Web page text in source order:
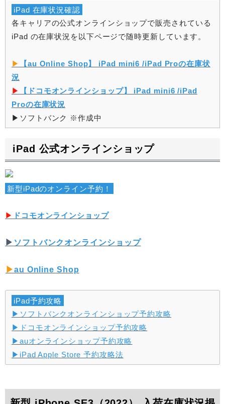
iPad 在庫状況確認
各キャリアの公式オンラインショップで販売されている
iPad の在庫状況を以下ページで随時更新しています。
▶︎
【au Online Shop】 iPad mini6 /iPad Proの在庫状
況
▶︎
【ドコモオンラインショップ】 iPad mini6 /iPad
Proの在庫状況
▶︎ソフトバンク ※作成中
iPad 公式オンラインショップ
新型iPadのオンライン予約！
▶︎ ドコモオンラインショップ
▶︎ ソフトバンクオンラインショップ
▶︎au Online Shop
iPad予約攻略
▶︎ソフトバンクオンラインショップ予約攻略
▶︎ドコモオンラインショップ予約攻略
▶︎auオンラインショップ予約攻略
▶︎iPad Apple Store 予約攻略法